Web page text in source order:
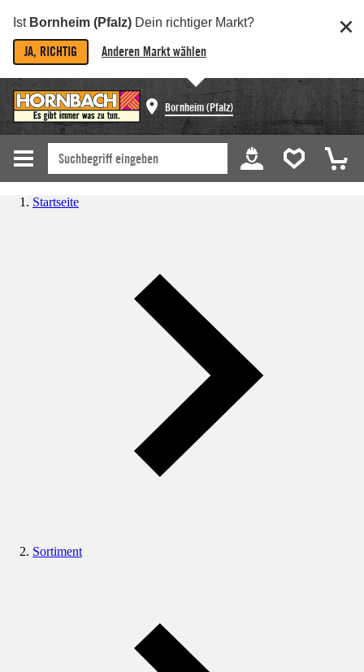
Ist Bornheim (Pfalz) Dein richtiger Markt?
JA, RICHTIG Anderen Markt wählen
Bornheim (Pfalz)
Startseite
Sortiment